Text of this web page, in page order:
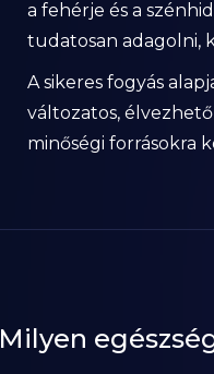
a fehérje és a
tudatosan adagolni,
A sikeres fogyás
változatos,
minőségi forrásokra
Milyen